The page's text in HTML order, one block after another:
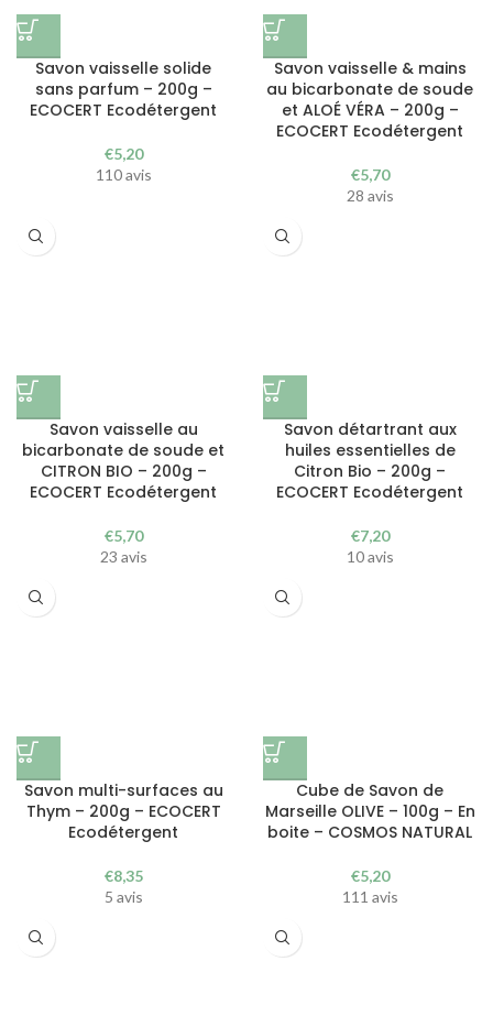
Savon vaisselle solide
sans parfum – 200g –
ECOCERT Ecodétergent
€5,20
110 avis
Savon vaisselle & mains
au bicarbonate de soude
et ALOÉ VÉRA – 200g –
ECOCERT Ecodétergent
€5,70
28 avis
Savon vaisselle au
bicarbonate de soude et
CITRON BIO – 200g –
ECOCERT Ecodétergent
€5,70
23 avis
Savon détartrant aux
huiles essentielles de
Citron Bio – 200g –
ECOCERT Ecodétergent
€7,20
10 avis
Savon multi-surfaces au
Thym – 200g – ECOCERT
Ecodétergent
€8,35
5 avis
Cube de Savon de
Marseille OLIVE – 100g – En
boite – COSMOS NATURAL
€5,20
111 avis